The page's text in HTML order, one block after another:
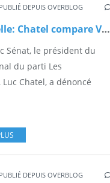
PUBLIÉ DEPUIS OVERBLOG
Présidentielle: Chatel compare Valls à "Brutus"
Sénat, le président du
du parti Les
Chatel, a dénoncé
PUBLIÉ DEPUIS OVERBLOG